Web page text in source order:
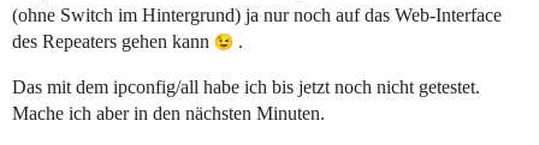
(ohne Switch im Hintergrund) ja nur noch auf das Web-Interface
des Repeaters gehen kann
.
Das mit dem ipconfig/all habe ich bis jetzt noch nicht getestet.
Mache ich aber in den nächsten Minuten.